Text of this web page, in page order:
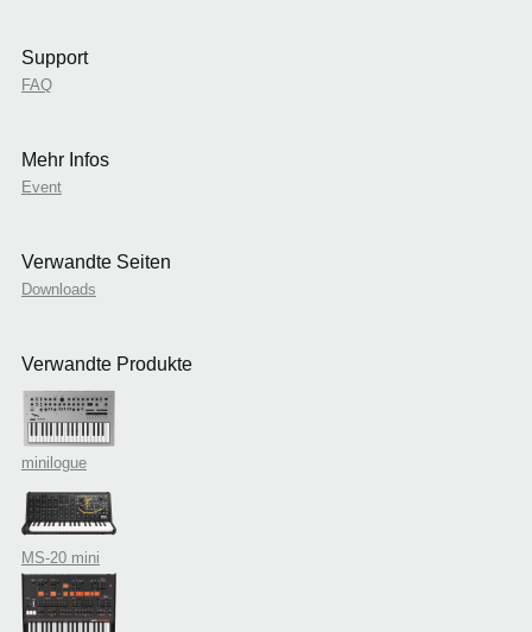
Support
FAQ
Mehr Infos
Event
Verwandte Seiten
Downloads
Verwandte Produkte
minilogue
MS-20 mini